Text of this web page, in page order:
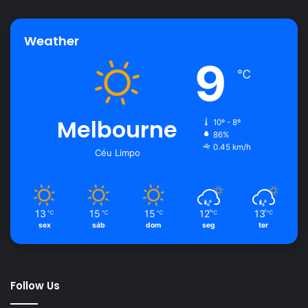
Weather
Melbourne
Céu Limpo
9 ℃
10º - 8º
86%
0.45 km/h
13 ℃
sex
15 ℃
sáb
15 ℃
dom
12 ℃
seg
13 ℃
ter
Follow Us